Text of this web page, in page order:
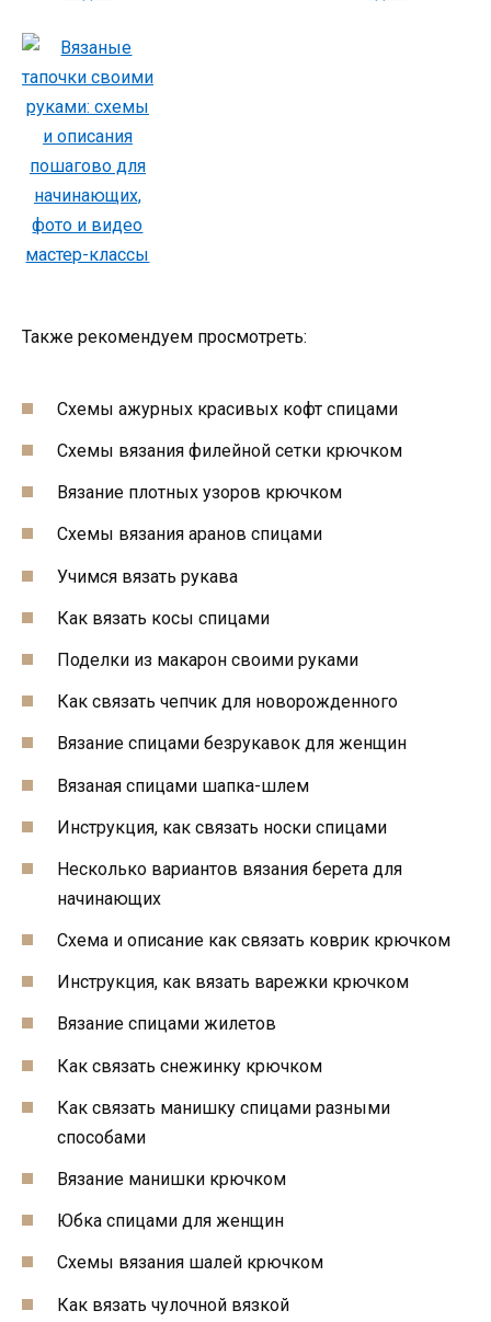
Также рекомендуем просмотреть:
Схемы ажурных красивых кофт спицами
Схемы вязания филейной сетки крючком
Вязание плотных узоров крючком
Схемы вязания аранов спицами
Учимся вязать рукава
Как вязать косы спицами
Поделки из макарон своими руками
Как связать чепчик для новорожденного
Вязание спицами безрукавок для женщин
Вязаная спицами шапка-шлем
Инструкция, как связать носки спицами
Несколько вариантов вязания берета для
начинающих
Схема и описание как связать коврик крючком
Инструкция, как вязать варежки крючком
Вязание спицами жилетов
Как связать снежинку крючком
Как связать манишку спицами разными
способами
Вязание манишки крючком
Юбка спицами для женщин
Схемы вязания шалей крючком
Как вязать чулочной вязкой